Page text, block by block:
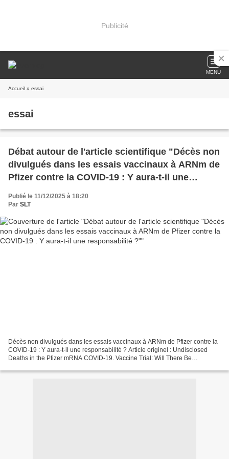
Publicité
MENU
Accueil » essai
essai
Débat autour de l'article scientifique "Décès non
divulgués dans les essais vaccinaux à ARNm de
Pfizer contre la COVID-19 : Y aura-t-il une
responsabilité ?"
Publié le 11/12/2025 à 18:20
Par SLT
Décès non divulgués dans les essais vaccinaux à ARNm de Pfizer contre la
COVID-19 : Y aura-t-il une responsabilité ? Article originel : Undisclosed
Deaths in the Pfizer mRNA COVID-19. Vaccine Trial: Will There Be